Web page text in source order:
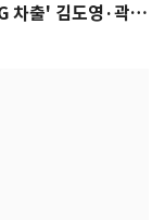
차출' 김도영·곽빈